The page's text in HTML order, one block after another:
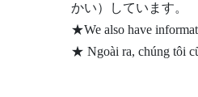
かい）しています。
★We also have
★ Ngoài ra, chúng tôi